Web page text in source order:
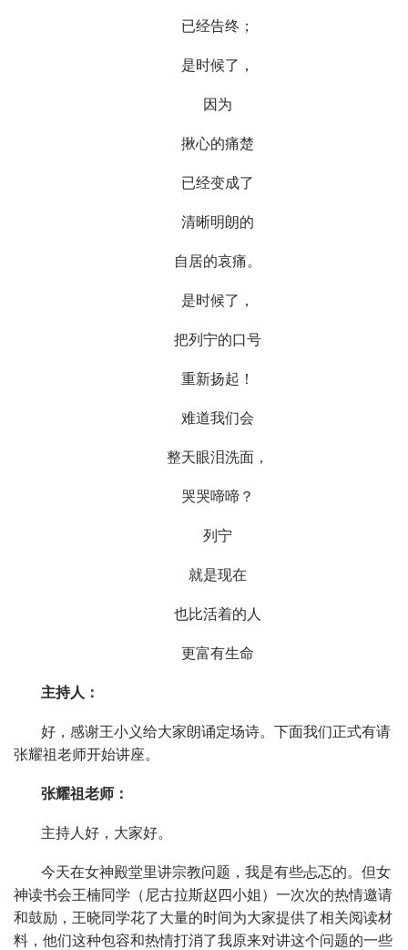
已经告终；
是时候了，
因为
揪心的痛楚
已经变成了
清晰明朗的
自居的哀痛。
是时候了，
把列宁的口号
重新扬起！
难道我们会
整天眼泪洗面，
哭哭啼啼？
列宁
就是现在
也比活着的人
更富有生命
主持人：
好，感谢王小义给大家朗诵定场诗。下面我们正式有请
张耀祖老师开始讲座。
张耀祖老师：
主持人好，大家好。
今天在女神殿堂里讲宗教问题，我是有些忐忑的。但女
神读书会王楠同学（尼古拉斯赵四小姐）一次次的热情邀请
和鼓励，王晓同学花了大量的时间为大家提供了相关阅读材
料，他们这种包容和热情打消了我原来对讲这个问题的一些